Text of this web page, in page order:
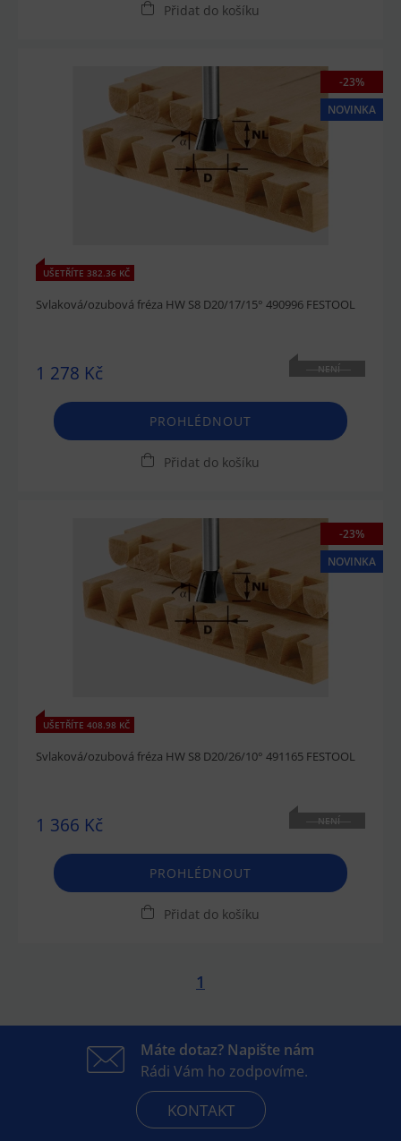
Přidat do košíku
-23%
NOVINKA
UŠETŘÍTE 382.36 KČ
Svlaková/ozubová fréza HW S8 D20/17/15° 490996 FESTOOL
1 278 Kč
NENÍ
PROHLÉDNOUT
Přidat do košíku
-23%
NOVINKA
UŠETŘÍTE 408.98 KČ
Svlaková/ozubová fréza HW S8 D20/26/10° 491165 FESTOOL
1 366 Kč
NENÍ
PROHLÉDNOUT
Přidat do košíku
1
Máte dotaz? Napište nám
Rádi Vám ho zodpovíme.
KONTAKT